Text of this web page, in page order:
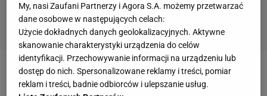
Zobacz wideoRobert Lewandowski wsiadł na rower
My, nasi Zaufani Partnerzy i Agora S.A. możemy przetwarzać
dane osobowe w następujących celach:
Użycie dokładnych danych geolokalizacyjnych. Aktywne
skanowanie charakterystyki urządzenia do celów
identyfikacji. Przechowywanie informacji na urządzeniu lub
dostęp do nich. Spersonalizowane reklamy i treści, pomiar
reklam i treści, badnie odbiorców i ulepszanie usług.